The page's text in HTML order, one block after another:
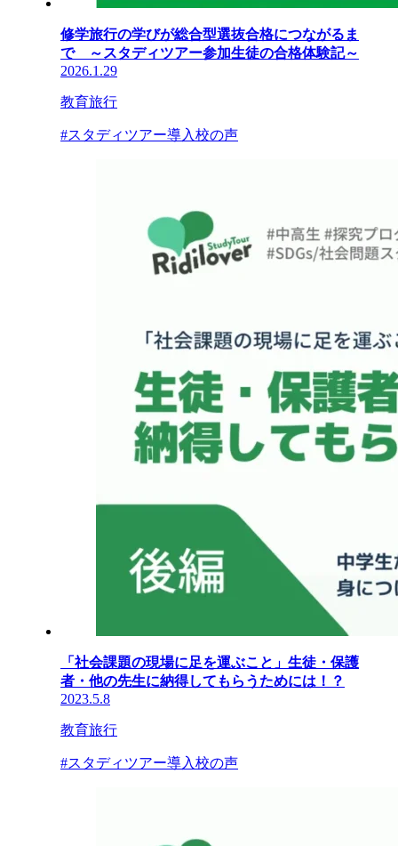
修学旅行の学びが総合型選抜合格につながるま
で ～スタディツアー参加生徒の合格体験記～
2026.1.29
教育旅行
#スタディツアー導入校の声
「社会課題の現場に足を運ぶこと」生徒・保護
者・他の先生に納得してもらうためには！？
2023.5.8
教育旅行
#スタディツアー導入校の声